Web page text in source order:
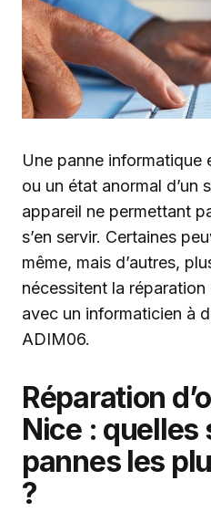
Une panne informatique
ou un état anormal d’un
appareil ne permettant
s’en servir. Certaines
même, mais d’autres,
nécessitent la réparation
avec un informaticien à
ADIM06.
Réparation
Nice : quelles
pannes les
?